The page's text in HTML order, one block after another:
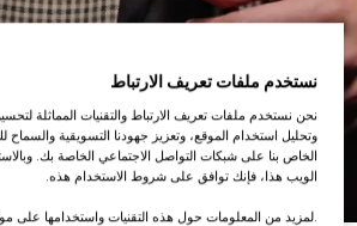
/
7
نستخدم ملفات تعريف الارتباط
نحن نستخدم ملفات تعريف الارتباط والتقنيات المماثلة
وتحليل استخدام الموقع، وتعزيز جهودنا التسويقية
الخاص بنا على شبكات التواصل الاجتماعي الخاصة بك.
الويب هذا، فإنك توافق على شروط الاستخدام هذه.
.لمزيد من المعلومات حول هذه التقنيات واستخدامها على